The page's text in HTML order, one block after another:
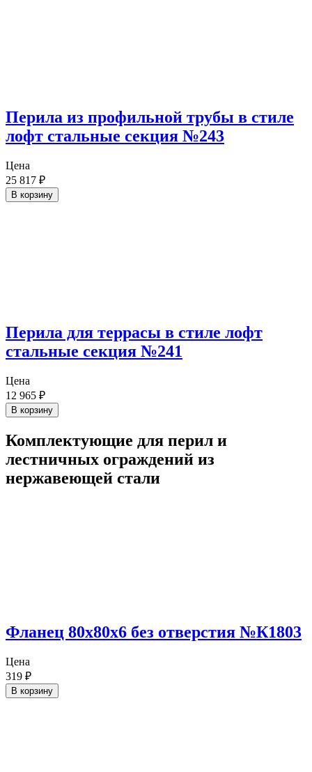
Перила из профильной трубы в стиле
лофт стальные секция №243
Цена
25 817 ₽
В корзину
Перила для террасы в стиле лофт
стальные секция №241
Цена
12 965 ₽
В корзину
Комплектующие для перил и
лестничных ограждений из
нержавеющей стали
Фланец 80х80х6 без отверстия №К1803
Цена
319 ₽
В корзину